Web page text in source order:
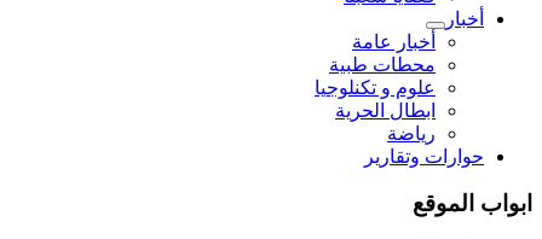
أخبار
أخبار عامة
محطات طبية
علوم و تکنلوجیا
ابطال الحرية
رياضة
حوارات وتقارير
ابواب الموقع